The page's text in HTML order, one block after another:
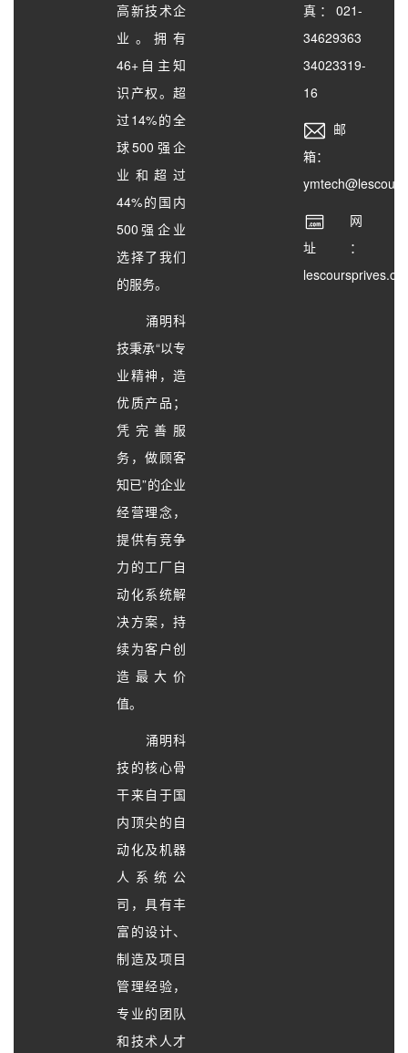
高新技术企
业。拥有
46+自主知
识产权。超
过14%的全
球500强企
业和超过
44%的国内
500强企业
选择了我们
的服务。
涌明科
技秉承“以专
业精神，造
优质产品；
凭完善服
务，做顾客
知已”的企业
经营理念，
提供有竞争
力的工厂自
动化系统解
决方案，持
续为客户创
造最大价
值。
涌明科
技的核心骨
干来自于国
内顶尖的自
动化及机器
人系统公
司，具有丰
富的设计、
制造及项目
管理经验，
专业的团队
和技术人才
真：021-
34629363
34023319-
16
邮
箱：
网
址：